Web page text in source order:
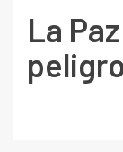
La